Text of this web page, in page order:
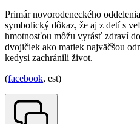
Primár novorodeneckého
symbolický dôkaz, že aj z detí s
hmotnosťou môžu vyrásť zdraví
dvojičiek ako matiek najväčšou
kedysi zachránili život.
(facebook, est)